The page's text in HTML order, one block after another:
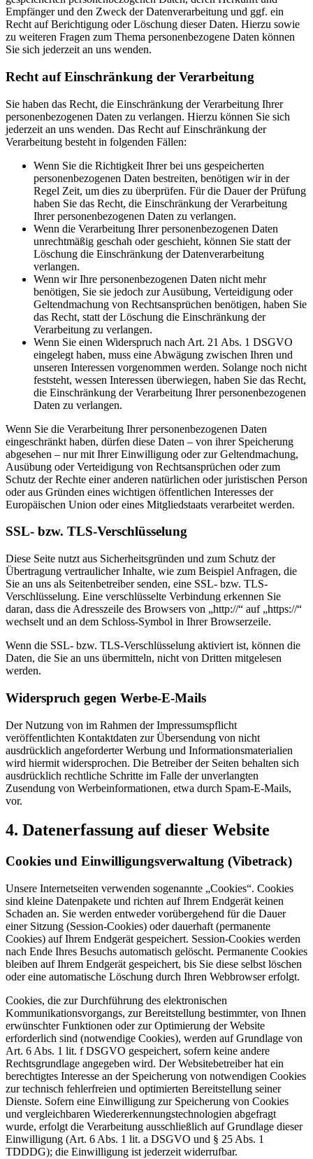
Empfänger und den Zweck der Datenverarbeitung und ggf. ein
Recht auf Berichtigung oder Löschung dieser Daten. Hierzu sowie
zu weiteren Fragen zum Thema personenbezogene Daten können
Sie sich jederzeit an uns wenden.
Recht auf Einschränkung der Verarbeitung
Sie haben das Recht, die Einschränkung der Verarbeitung Ihrer
personenbezogenen Daten zu verlangen. Hierzu können Sie sich
jederzeit an uns wenden. Das Recht auf Einschränkung der
Verarbeitung besteht in folgenden Fällen:
Wenn Sie die Richtigkeit Ihrer bei uns gespeicherten
personenbezogenen Daten bestreiten, benötigen wir in der
Regel Zeit, um dies zu überprüfen. Für die Dauer der Prüfung
haben Sie das Recht, die Einschränkung der Verarbeitung
Ihrer personenbezogenen Daten zu verlangen.
Wenn die Verarbeitung Ihrer personenbezogenen Daten
unrechtmäßig geschah oder geschieht, können Sie statt der
Löschung die Einschränkung der Datenverarbeitung
verlangen.
Wenn wir Ihre personenbezogenen Daten nicht mehr
benötigen, Sie sie jedoch zur Ausübung, Verteidigung oder
Geltendmachung von Rechtsansprüchen benötigen, haben Sie
das Recht, statt der Löschung die Einschränkung der
Verarbeitung zu verlangen.
Wenn Sie einen Widerspruch nach Art. 21 Abs. 1 DSGVO
eingelegt haben, muss eine Abwägung zwischen Ihren und
unseren Interessen vorgenommen werden. Solange noch nicht
feststeht, wessen Interessen überwiegen, haben Sie das Recht,
die Einschränkung der Verarbeitung Ihrer personenbezogenen
Daten zu verlangen.
Wenn Sie die Verarbeitung Ihrer personenbezogenen Daten
eingeschränkt haben, dürfen diese Daten – von ihrer Speicherung
abgesehen – nur mit Ihrer Einwilligung oder zur Geltendmachung,
Ausübung oder Verteidigung von Rechtsansprüchen oder zum
Schutz der Rechte einer anderen natürlichen oder juristischen Person
oder aus Gründen eines wichtigen öffentlichen Interesses der
Europäischen Union oder eines Mitgliedstaats verarbeitet werden.
SSL- bzw. TLS-Verschlüsselung
Diese Seite nutzt aus Sicherheitsgründen und zum Schutz der
Übertragung vertraulicher Inhalte, wie zum Beispiel Anfragen, die
Sie an uns als Seitenbetreiber senden, eine SSL- bzw. TLS-
Verschlüsselung. Eine verschlüsselte Verbindung erkennen Sie
daran, dass die Adresszeile des Browsers von „http://“ auf „https://“
wechselt und an dem Schloss-Symbol in Ihrer Browserzeile.
Wenn die SSL- bzw. TLS-Verschlüsselung aktiviert ist, können die
Daten, die Sie an uns übermitteln, nicht von Dritten mitgelesen
werden.
Widerspruch gegen Werbe-E-Mails
Der Nutzung von im Rahmen der Impressumspflicht
veröffentlichten Kontaktdaten zur Übersendung von nicht
ausdrücklich angeforderter Werbung und Informationsmaterialien
wird hiermit widersprochen. Die Betreiber der Seiten behalten sich
ausdrücklich rechtliche Schritte im Falle der unverlangten
Zusendung von Werbeinformationen, etwa durch Spam-E-Mails,
vor.
4. Datenerfassung auf dieser Website
Cookies und Einwilligungsverwaltung (Vibetrack)
Unsere Internetseiten verwenden sogenannte „Cookies“. Cookies
sind kleine Datenpakete und richten auf Ihrem Endgerät keinen
Schaden an. Sie werden entweder vorübergehend für die Dauer
einer Sitzung (Session-Cookies) oder dauerhaft (permanente
Cookies) auf Ihrem Endgerät gespeichert. Session-Cookies werden
nach Ende Ihres Besuchs automatisch gelöscht. Permanente Cookies
bleiben auf Ihrem Endgerät gespeichert, bis Sie diese selbst löschen
oder eine automatische Löschung durch Ihren Webbrowser erfolgt.
Cookies, die zur Durchführung des elektronischen
Kommunikationsvorgangs, zur Bereitstellung bestimmter, von Ihnen
erwünschter Funktionen oder zur Optimierung der Website
erforderlich sind (notwendige Cookies), werden auf Grundlage von
Art. 6 Abs. 1 lit. f DSGVO gespeichert, sofern keine andere
Rechtsgrundlage angegeben wird. Der Websitebetreiber hat ein
berechtigtes Interesse an der Speicherung von notwendigen Cookies
zur technisch fehlerfreien und optimierten Bereitstellung seiner
Dienste. Sofern eine Einwilligung zur Speicherung von Cookies
und vergleichbaren Wiedererkennungstechnologien abgefragt
wurde, erfolgt die Verarbeitung ausschließlich auf Grundlage dieser
Einwilligung (Art. 6 Abs. 1 lit. a DSGVO und § 25 Abs. 1
TDDDG); die Einwilligung ist jederzeit widerrufbar.